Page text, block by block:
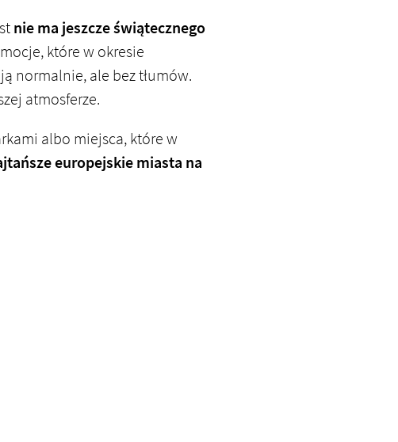
nie ma jeszcze świątecznego
które w okresie
normalnie, ale bez tłumów.
atmosferze.
albo miejsca, które w
europejskie miasta na